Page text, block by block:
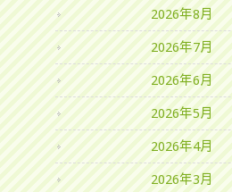
2026年8月
2026年7月
2026年6月
2026年5月
2026年4月
2026年3月